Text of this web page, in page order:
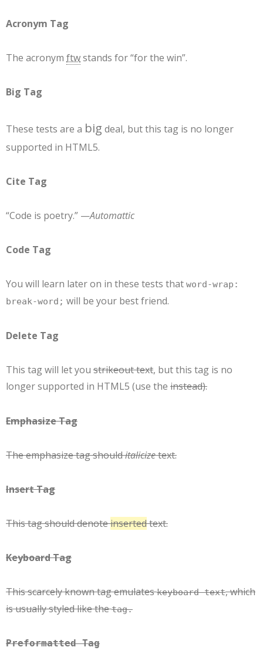
Acronym Tag
The acronym ftwstands for “for the win”.
Big Tag
These tests are a big deal, but this tag is no longer
supported in HTML5.
Cite Tag
“Code is poetry.” —Automattic
Code Tag
You will learn later on in these tests that word-wrap:
break-word; will be your best friend.
Delete Tag
This tag will let you strikeout text, but this tag is no
longer supported in HTML5 (use the instead).
Emphasize Tag
The emphasize tag shoulditalicizetext.
Insert Tag
This tag should denoteinsertedtext.
Keyboard Tag
This scarcely known tag emulateskeyboard text, which
is usually styled like thetag.
Preformatted Tag